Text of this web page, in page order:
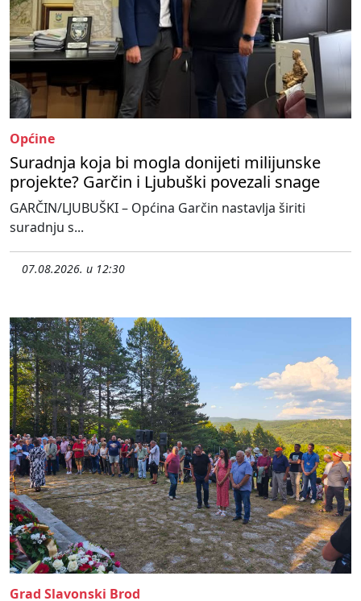
Općine
Suradnja koja bi mogla donijeti milijunske
projekte? Garčin i Ljubuški povezali snage
GARČIN/LJUBUŠKI – Općina Garčin nastavlja širiti
suradnju s...
07.08.2026. u 12:30
Grad Slavonski Brod